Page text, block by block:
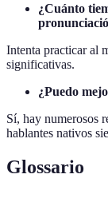
¿Cuánto
Intenta practicar al
significativas.
¿Puedo
Sí, hay numerosos
hablantes nativos
Glossario